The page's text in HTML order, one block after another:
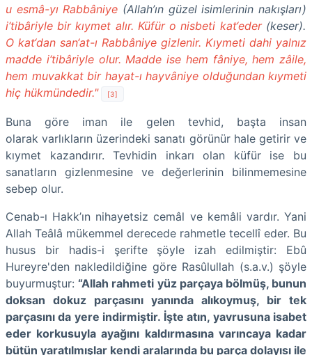
u esmâ-yı Rabbâniye (Allah’ın güzel isimlerinin nakışları)
i‘tibâriyle bir kıymet alır. Küfür o nisbeti kat‘eder (keser).
O kat‘dan san‘at-ı Rabbâniye gizlenir. Kıymeti dahi yalnız
madde i‘tibâriyle olur. Madde ise hem fâniye, hem zâile,
hem muvakkat bir hayat-ı hayvâniye olduğundan kıymeti
hiç hükmündedir."
[3]
Buna göre iman ile gelen tevhid, başta insan
olarak varlıkların üzerindeki sanatı görünür hale getirir ve
kıymet kazandırır. Tevhidin inkarı olan küfür ise bu
sanatların gizlenmesine ve değerlerinin bilinmemesine
sebep olur.
Cenab-ı Hakk’ın nihayetsiz cemâl ve kemâli vardır. Yani
Allah Teâlâ mükemmel derecede rahmetle tecellî eder. Bu
husus bir hadis-i şerifte şöyle izah edilmiştir: Ebû
Hureyre'den nakledildiğine göre Rasûlullah (s.a.v.) şöyle
buyurmuştur: “Allah rahmeti yüz parçaya bölmüş, bunun
doksan dokuz parçasını yanında alıkoymuş, bir tek
parçasını da yere indirmiştir. İşte atın, yavrusuna isabet
eder korkusuyla ayağını kaldırmasına varıncaya kadar
bütün yaratılmışlar kendi aralarında bu parça dolayısı ile